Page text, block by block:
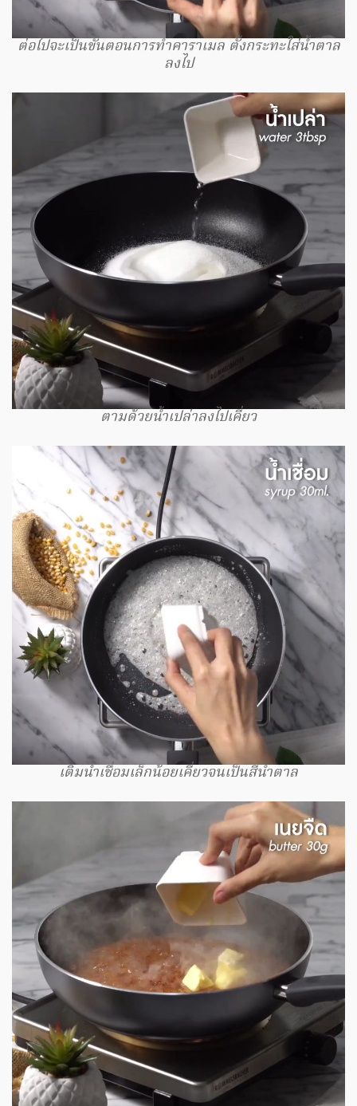
ต่อไปจะเป็นขั้นตอนการทำคาราเมล ตั้งกระทะใส่น้ำตาล
ลงไป
ตามด้วยน้ำเปล่าลงไปเคี่ยว
เติมน้ำเชื่อมเล็กน้อยเคี่ยวจนเป็นสีน้ำตาล